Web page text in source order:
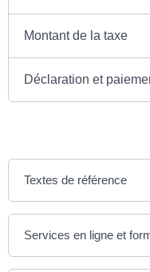
Montant de la taxe
Déclaration et
Textes de référence
Services en ligne et